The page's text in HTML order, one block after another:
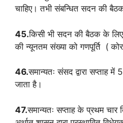
चाहिए। तभी संबन्धित सदन की
45.किसी भी सदन की बैठक के
की न्यूनतम संख्या को गणपूर्ति (
46.समान्यतः संसद द्वारा सप्ताह
जाता है।
47.समान्यतः सप्ताह के प्रथम चार